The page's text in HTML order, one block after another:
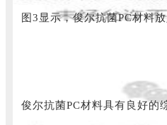
图3显示，俊尔抗菌PC材料
俊尔抗菌PC材料具有良好的